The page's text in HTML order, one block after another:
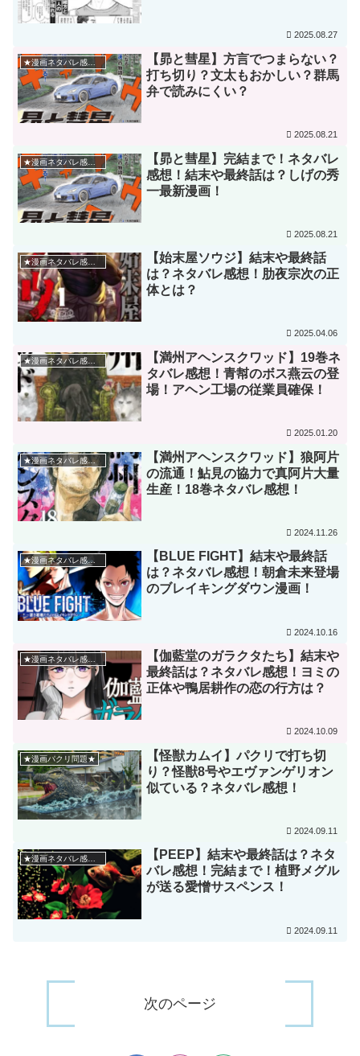
2025.08.27
★漫画ネタバレ感想★
【昴と彗星】方言でつまらない？
打ち切り？文太もおかしい？群馬
弁で読みにくい？
2025.08.21
★漫画ネタバレ感想★
【昴と彗星】完結まで！ネタバレ
感想！結末や最終話は？しげの秀
一最新漫画！
2025.08.21
★漫画ネタバレ感想★
【始末屋ソウジ】結末や最終話
は？ネタバレ感想！肋夜宗次の正
体とは？
2025.04.06
★漫画ネタバレ感想★
【満州アヘンスクワッド】19巻ネ
タバレ感想！青幇のボス燕云の登
場！アヘン工場の従業員確保！
2025.01.20
★漫画ネタバレ感想★
【満州アヘンスクワッド】狼阿片
の流通！鮎見の協力で真阿片大量
生産！18巻ネタバレ感想！
2024.11.26
★漫画ネタバレ感想★
【BLUE FIGHT】結末や最終話
は？ネタバレ感想！朝倉未来登場
のブレイキングダウン漫画！
2024.10.16
★漫画ネタバレ感想★
【伽藍堂のガラクタたち】結末や
最終話は？ネタバレ感想！ヨミの
正体や鴨居耕作の恋の行方は？
2024.10.09
★漫画パクリ問題★
【怪獣カムイ】パクリで打ち切
り？怪獣8号やエヴァンゲリオン
似ている？ネタバレ感想！
2024.09.11
★漫画ネタバレ感想★
【PEEP】結末や最終話は？ネタ
バレ感想！完結まで！植野メグル
が送る愛憎サスペンス！
2024.09.11
次のページ